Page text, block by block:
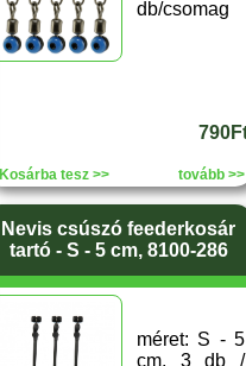
db/csomag
Kosárba tesz >> tovább >>
Nevis csúszó feederkosár
tartó - S - 5 cm, 8100-286
méret: S - 5
cm, 3 db /